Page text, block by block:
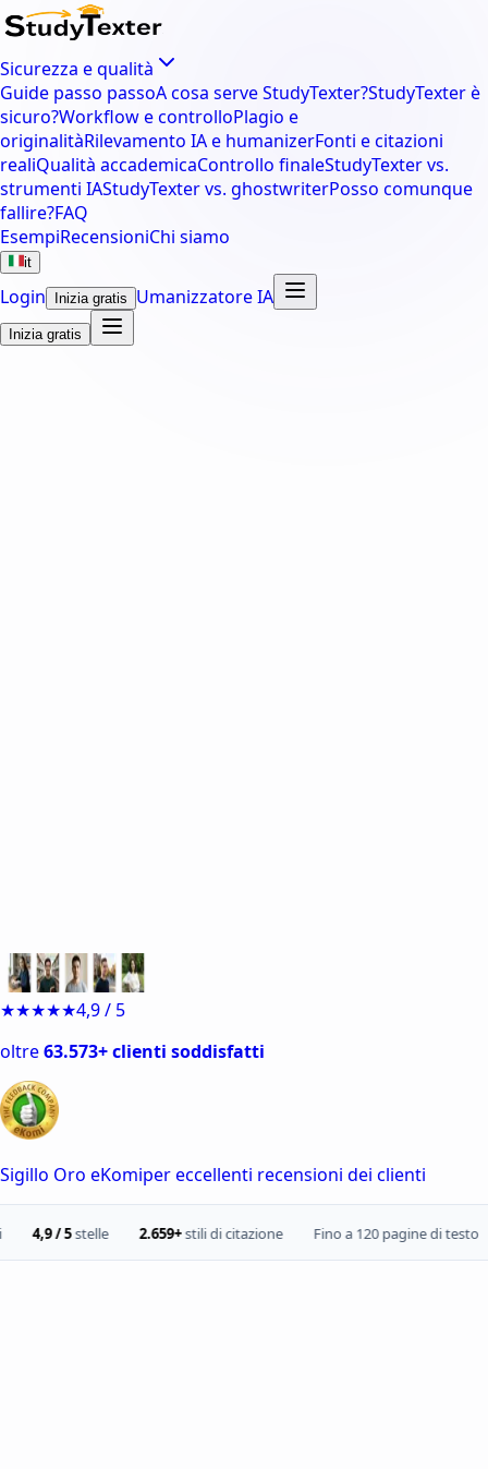
Sicurezza e qualità
Guide passo passoA cosa serve StudyTexter?StudyTexter è
sicuro?Workflow e controlloPlagio e
originalitàRilevamento IA e humanizerFonti e citazioni
realiQualità accademicaControllo finaleStudyTexter vs.
strumenti IAStudyTexter vs. ghostwriterPosso comunque
fallire?FAQ
EsempiRecensioniChi siamo
it
Login Inizia gratis Umanizzatore IA
Inizia gratis
★★★★★4,9 / 5
oltre63.573+ clienti soddisfatti
Sigillo Oro eKomiper eccellenti recensioni dei clienti
5 stelle 2.659+ stili di citazione Fino a 120 pagine di testo